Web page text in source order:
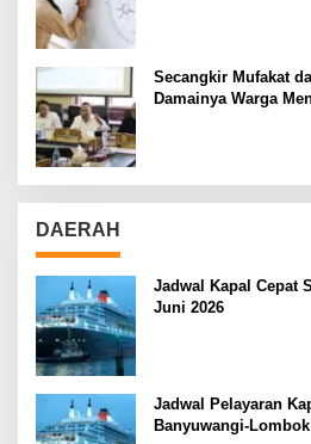
Secangkir Mufakat
Damainya Warga
DAERAH
Jadwal Kapal Cepat
Juni 2026
Jadwal Pelayaran
Banyuwangi-